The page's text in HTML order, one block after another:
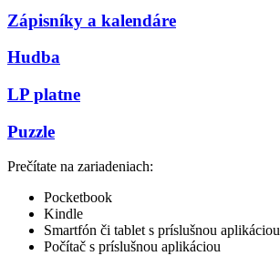
Zápisníky a kalendáre
Hudba
LP platne
Puzzle
Prečítate na zariadeniach:
Pocketbook
Kindle
Smartfón či tablet s príslušnou aplikáciou
Počítač s príslušnou aplikáciou